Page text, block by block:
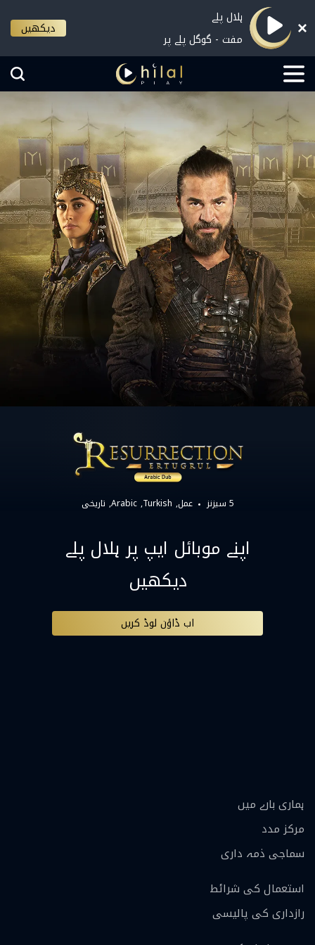
ہلال پلے
مفت - گوگل پلے پر
دیکھیں
5 سیزنز عمل Turkish
Arabic تاریخی
اپنے موبائل ایپ پر ہلال پلے
دیکھیں
اب ڈاؤن لوڈ کریں
ہماری بارے ميں
مرکز مدد
سماجی ذمہ داری
استعمال کی شرائط
رازداری کی پالیسی